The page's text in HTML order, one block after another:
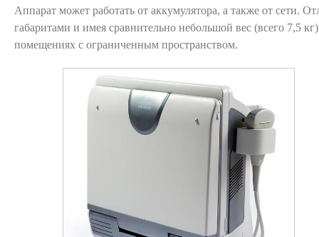
Аппарат может работать от аккумулятора, а также от сети.
габаритами и имея сравнительно небольшой вес (всего 7,5
помещениях с ограниченным пространством.